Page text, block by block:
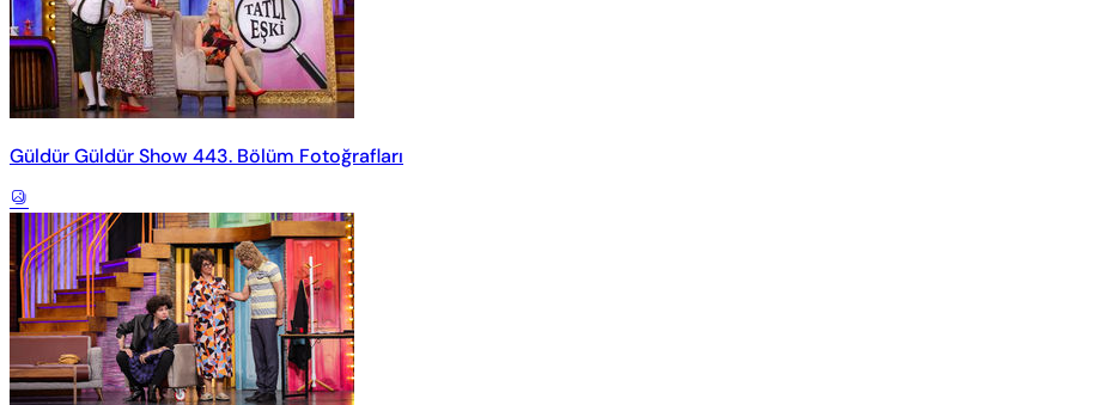
Güldür Güldür Show 443. Bölüm Fotoğrafları